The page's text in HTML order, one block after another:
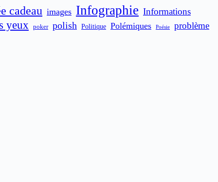
cadeau images Infographie Informations
yeux poker polish Politique Polémiques Poésie problème